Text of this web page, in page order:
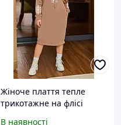
Жіноче плаття тепле
трикотажне на флісі
В наявності